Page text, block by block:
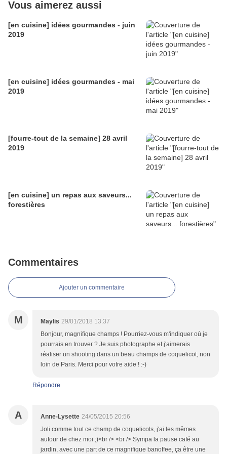
Vous aimerez aussi
[en cuisine] idées gourmandes - juin
2019
[en cuisine] idées gourmandes - mai
2019
[fourre-tout de la semaine] 28 avril
2019
[en cuisine] un repas aux saveurs...
forestières
Commentaires
Ajouter un commentaire
M Maylis 29/01/2018 13:37
Bonjour, magnifique champs ! Pourriez-vous m'indiquer où je
pourrais en trouver ? Je suis photographe et j'aimerais
réaliser un shooting dans un beau champs de coquelicot, non
loin de Paris. Merci pour votre aide ! :-)
Répondre
A Anne-Lysette 24/05/2015 20:56
Joli comme tout ce champ de coquelicots, j'ai les mêmes
autour de chez moi ;)<br /> <br /> Sympa la pause café au
jardin, avec une part de ce magnifique banoffee, ça être une